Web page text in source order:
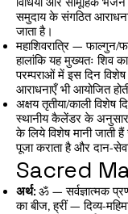
समुदाय के संगठित
जाता है।
महाशिवरात्रि — फाल्गुन/
हालांकि यह मुख्यतः शिव का
परम्पराओं में इस दिन
आराधनाएँ भी आयोजित
अक्षय तृतीया/काली विशेष
स्थानीय कैलेंडर के अनुसार
के लिये विशेष मानी जाती
पूजा कराता है और दान-
Sacred
अर्थ: ॐ — सर्वज्ञात्मक
का बीज, ह्रीं — दिव्य-